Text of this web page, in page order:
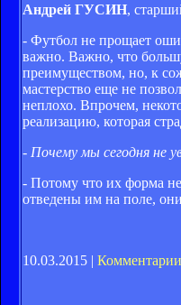
Андрей ГУСИН,
- Футбол не прощает
важно. Важно, что
преимуществом, но, к
мастерство еще не
неплохо. Впрочем,
реализацию, которая
- Почему мы сегодня не
- Потому что их форма
отведены им на поле,
10.03.2015 |